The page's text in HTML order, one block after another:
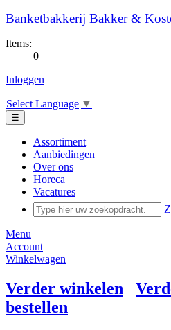
Banketbakkerij Bakker &
Items:
0
Inloggen
Select Language ▼
☰
Assortiment
Aanbiedingen
Over ons
Horeca
Vacatures
Menu
Account
Winkelwagen
Verder winkelen
bestellen